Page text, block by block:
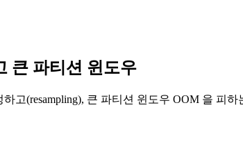
큰 파티션 윈도우
고(resampling), 큰 파티션 윈도우 OOM 을 피